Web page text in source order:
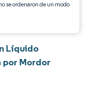
se ordenaron de un modo
Líquido
por Mordor